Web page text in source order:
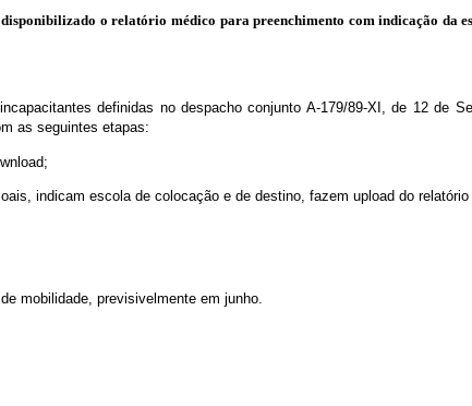
o relatório médico para preenchimento com indicação da
definidas no despacho conjunto A-179/89-XI, de 12 de
as seguintes etapas:
indicam escola de colocação e de destino, fazem upload do
mobilidade, previsivelmente em junho.